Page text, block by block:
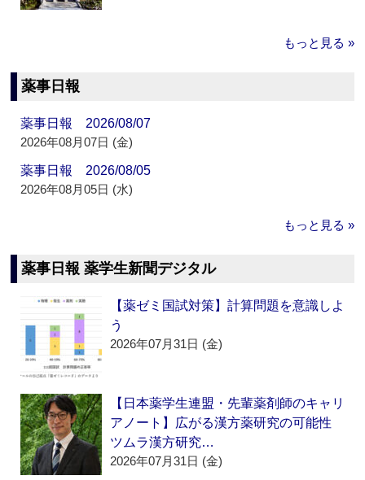
もっと見る »
薬事日報
薬事日報 2026/08/07
2026年08月07日 (金)
薬事日報 2026/08/05
2026年08月05日 (水)
もっと見る »
薬事日報 薬学生新聞デジタル
【薬ゼミ国試対策】計算問題を意識しよ
う
2026年07月31日 (金)
【日本薬学生連盟・先輩薬剤師のキャリ
アノート】広がる漢方薬研究の可能性
ツムラ漢方研究…
2026年07月31日 (金)